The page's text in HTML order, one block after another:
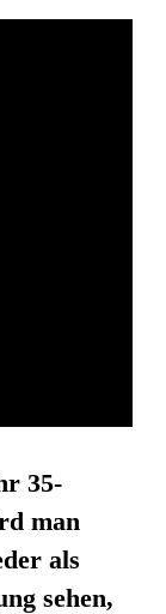
35-
man
als
sehen,